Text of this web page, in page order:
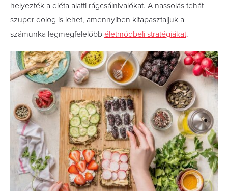
helyezték a diéta alatti rágcsálnivalókat. A nassolás tehát
szuper dolog is lehet, amennyiben kitapasztaljuk a
számunka legmegfelelőbb életmódbeli stratégiákat.